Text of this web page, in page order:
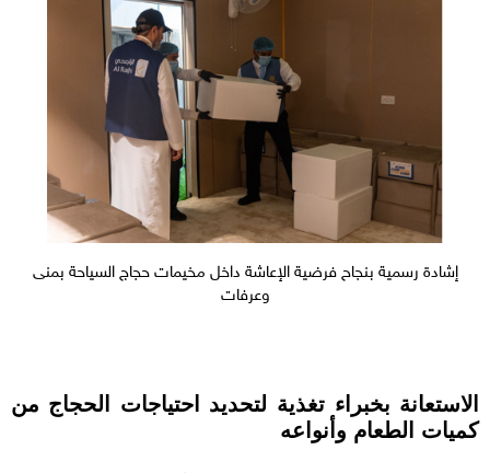
إشادة رسمية بنجاح فرضية الإعاشة داخل مخيمات حجاج السياحة بمنى
وعرفات
الاستعانة بخبراء تغذية لتحديد احتياجات الحجاج من
كميات الطعام وأنواعه